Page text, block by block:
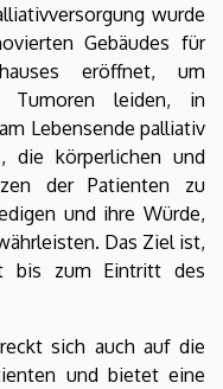
wurde
Gebäudes für
eröffnet, um
Tumoren leiden, in
Lebensende palliativ
die körperlichen und
der Patienten zu
und ihre Würde,
Das Ziel ist,
bis zum Eintritt des
sich auch auf die
und bietet eine